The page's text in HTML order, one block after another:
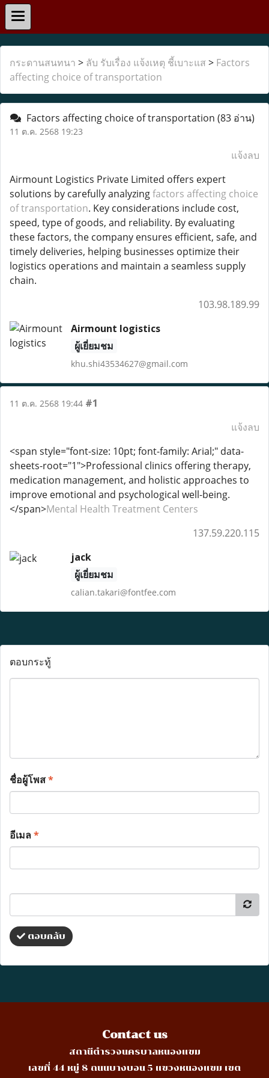
กระดานสนทนา > ลับ รับเรื่อง แจ้งเหตุ ชี้เบาะแส > Factors
affecting choice of transportation
Factors affecting choice of transportation (83 อ่าน)
11 ต.ค. 2568 19:23
แจ้งลบ
Airmount Logistics Private Limited offers expert
solutions by carefully analyzingfactors affecting choice
of transportation. Key considerations include cost,
speed, type of goods, and reliability. By evaluating
these factors, the company ensures efficient, safe, and
timely deliveries, helping businesses optimize their
logistics operations and maintain a seamless supply
chain.
103.98.189.99
Airmount logistics
ผู้เยี่ยมชม
khu.shi43534627@gmail.com
11 ต.ค. 2568 19:44 #1
แจ้งลบ
<span style="font-size: 10pt; font-family: Arial;" data-
sheets-root="1">Professional clinics offering therapy,
medication management, and holistic approaches to
improve emotional and psychological well-being.
</span>Mental Health Treatment Centers
137.59.220.115
jack
ผู้เยี่ยมชม
calian.takari@fontfee.com
ตอบกระทู้
ชื่อผู้โพส*
อีเมล*
ตอบกลับ
Contact us
สถานีตำรวจนครบาลหนองแขม
เลขที่ 44 หมู่ 8 ถนนบางบอน 5 แขวงหนองแขม เขต